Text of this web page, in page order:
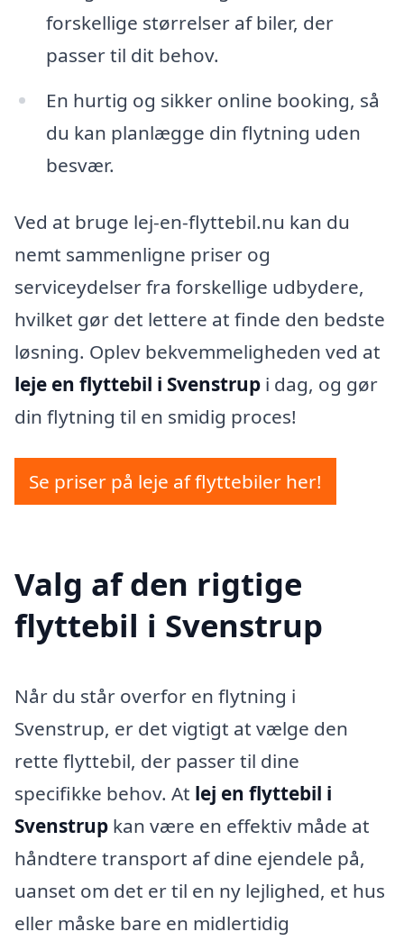
forskellige størrelser af biler, der
passer til dit behov.
En hurtig og sikker online booking, så
du kan planlægge din flytning uden
besvær.
Ved at bruge lej-en-flyttebil.nu kan du
nemt sammenligne priser og
serviceydelser fra forskellige udbydere,
hvilket gør det lettere at finde den bedste
løsning. Oplev bekvemmeligheden ved at
leje en flyttebil i Svenstrup i dag, og gør
din flytning til en smidig proces!
Se priser på leje af flyttebiler her!
Valg af den rigtige
flyttebil i Svenstrup
Når du står overfor en flytning i
Svenstrup, er det vigtigt at vælge den
rette flyttebil, der passer til dine
specifikke behov. At lej en flyttebil i
Svenstrup kan være en effektiv måde at
håndtere transport af dine ejendele på,
uanset om det er til en ny lejlighed, et hus
eller måske bare en midlertidig